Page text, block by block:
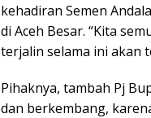
kehadiran Semen
di Aceh Besar. “Kita
terjalin selama ini akan
Pihaknya, tambah Pj
dan berkembang,